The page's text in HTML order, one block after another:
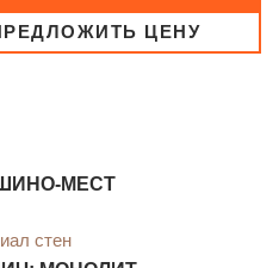
ЦЕНУ
МЕСТ
стен